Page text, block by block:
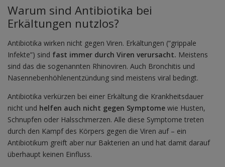
Warum sind Antibiotika bei
Erkältungen nutzlos?
Antibiotika wirken nicht gegen Viren. Erkältungen (“grippale
Infekte”) sind fast immer durch Viren verursacht. Meistens
sind das die sogenannten Rhinoviren. Auch Bronchitis und
Nasennebenhöhlenentzündung sind meistens viral bedingt.
Antibiotika verkürzen bei einer Erkältung die Krankheitsdauer
nicht und helfen auch nicht gegen Symptome wie Husten,
Schnupfen oder Halsschmerzen. Alle diese Symptome treten
durch den Kampf des Körpers gegen die Viren auf – ein
Antibiotikum greift aber nur Bakterien an und hat damit darauf
überhaupt keinen Einfluss.